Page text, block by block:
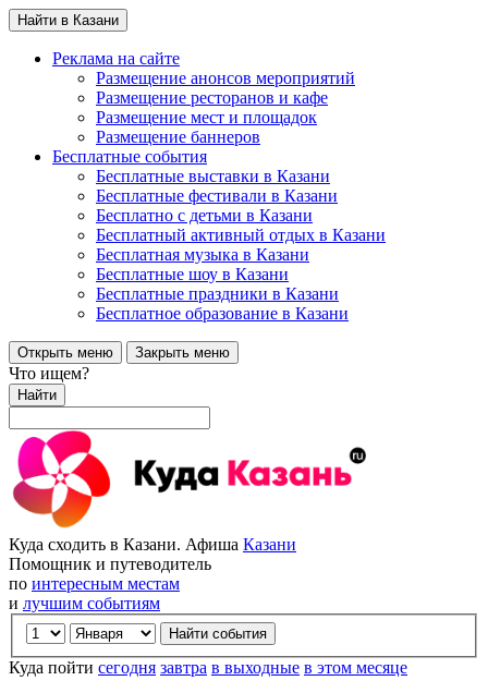
Найти в Казани
Реклама на сайте
Размещение анонсов мероприятий
Размещение ресторанов и кафе
Размещение мест и площадок
Размещение баннеров
Бесплатные события
Бесплатные выставки в Казани
Бесплатные фестивали в Казани
Бесплатно с детьми в Казани
Бесплатный активный отдых в Казани
Бесплатная музыка в Казани
Бесплатные шоу в Казани
Бесплатные праздники в Казани
Бесплатное образование в Казани
Открыть меню Закрыть меню
Что ищем?
Найти
Куда сходить в Казани. Афиша Казани
Помощник и путеводитель
по интересным местам
и лучшим событиям
Куда пойти сегодня завтра в выходные в этом месяце